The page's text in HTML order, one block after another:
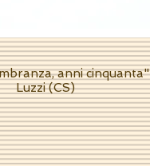
anni cinquanta"
Luzzi (CS)